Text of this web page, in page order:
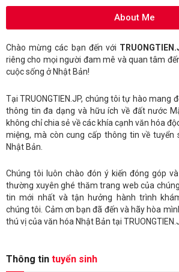
About Me
Chào mừng các bạn đến với
riêng cho mọi người đam mê và quan tâm
cuộc sống ở Nhật Bản!
Tại TRUONGTIEN.JP, chúng tôi tự hào mang
thông tin đa dạng và hữu ích về đất nước
không chỉ chia sẻ về các khía cạnh văn hóa
miệng, mà còn cung cấp thông tin về tuyển
Nhật Bản.
Chúng tôi luôn chào đón ý kiến đóng góp
thường xuyên ghé thăm trang web của
tin mới nhất và tận hưởng hành trình
chúng tôi. Cảm ơn bạn đã đến và hãy hòa
thú vị của văn hóa Nhật Bản tại
Thông tin tuyển sinh